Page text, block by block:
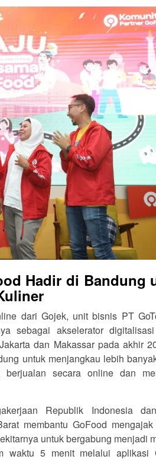
Hadir di Bandung
dari Gojek, unit bisnis PT
sebagai akselerator
dan Makassar pada akhir
untuk menjangkau lebih
secara online dan
Republik Indonesia
membantu GoFood mengajak
untuk bergabung menjadi
waktu 5 menit melalui aplikasi